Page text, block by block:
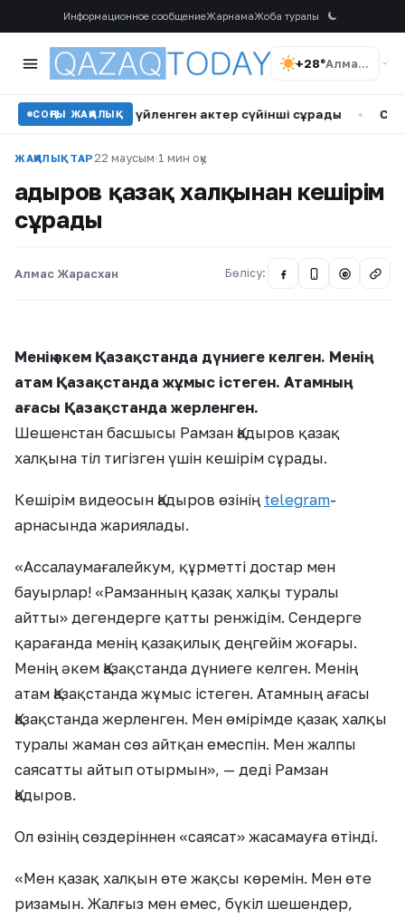
Информационное сообщениеЖарнамаЖоба туралы
+28° Алматы
СОҢҒЫ ЖАҢАЛЫҚ
қызға үйленген актер сүйінші сұрады • Самат
ЖАҢАЛЫҚТАР 22 маусым·1 мин оқу
Қадыров қазақ халқынан кешірім
сұрады
Алмас Жарасхан Бөлісу: @
Менің әкем Қазақстанда дүниеге келген. Менің
атам Қазақстанда жұмыс істеген. Атамның
ағасы Қазақстанда жерленген.
Шешенстан басшысы Рамзан Қадыров қазақ
халқына тіл тигізген үшін кешірім сұрады.
Кешірім видеосын Қадыров өзінің telegram-
арнасында жариялады.
«Ассалаумағалейкум, құрметті достар мен
бауырлар! «Рамзанның қазақ халқы туралы
айтты» дегендерге қатты ренжідім. Сендерге
қарағанда менің қазақилық деңгейім жоғары.
Менің әкем Қазақстанда дүниеге келген. Менің
атам Қазақстанда жұмыс істеген. Атамның ағасы
Қазақстанда жерленген. Мен өмірімде қазақ халқы
туралы жаман сөз айтқан емеспін. Мен жалпы
саясатты айтып отырмын», — деді Рамзан
Қадыров.
Ол өзінің сөздеріннен «саясат» жасамауға өтінді.
«Мен қазақ халқын өте жақсы көремін. Мен өте
ризамын. Жалғыз мен емес, бүкіл шешендер,